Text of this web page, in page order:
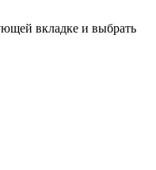
вкладке и выбрать